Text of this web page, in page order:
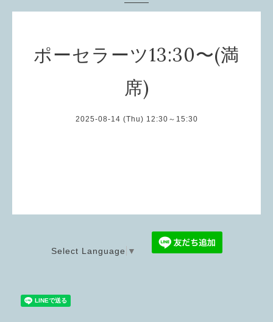
ポーセラーツ13:30〜(満
席)
2025-08-14 (Thu) 12:30～15:30
Select Language ▼